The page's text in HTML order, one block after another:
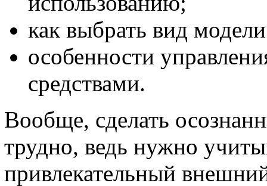
как выбрать вид
особенности
средствами.
Вообще, сделать
трудно, ведь нужно
привлекательный